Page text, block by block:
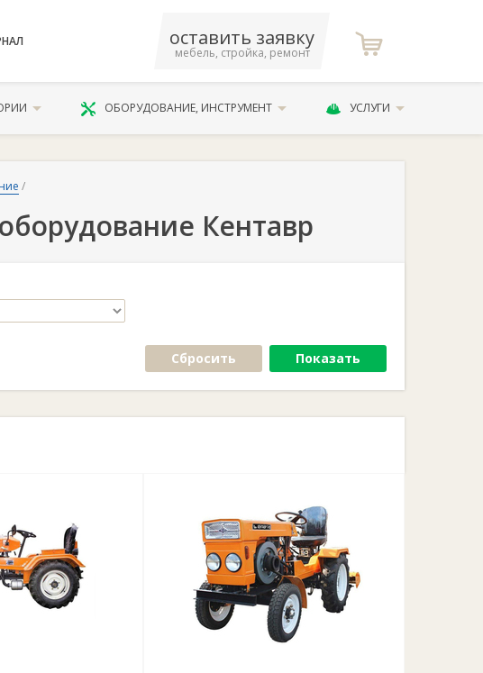
оставить заявку
мебель, стройка, ремонт
ОБОРУДОВАНИЕ, ИНСТРУМЕНТ УСЛУГИ
/
Кентавр
Сбросить Показать